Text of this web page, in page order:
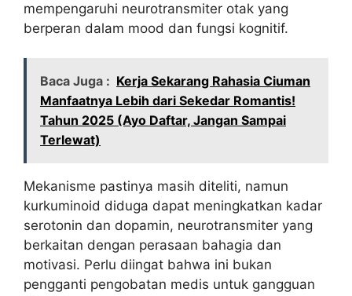
mempengaruhi neurotransmiter otak yang
berperan dalam mood dan fungsi kognitif.
Baca Juga : Kerja Sekarang Rahasia Ciuman
Manfaatnya Lebih dari Sekedar Romantis!
Tahun 2025 (Ayo Daftar, Jangan Sampai
Terlewat)
Mekanisme pastinya masih diteliti, namun
kurkuminoid diduga dapat meningkatkan kadar
serotonin dan dopamin, neurotransmiter yang
berkaitan dengan perasaan bahagia dan
motivasi. Perlu diingat bahwa ini bukan
pengganti pengobatan medis untuk gangguan